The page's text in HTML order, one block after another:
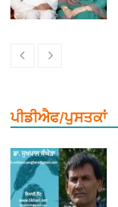
ਪੀਡੀਐਫ/ਪੁਸਤਕਾਂ